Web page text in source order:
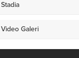
Stadia
Video Galeri